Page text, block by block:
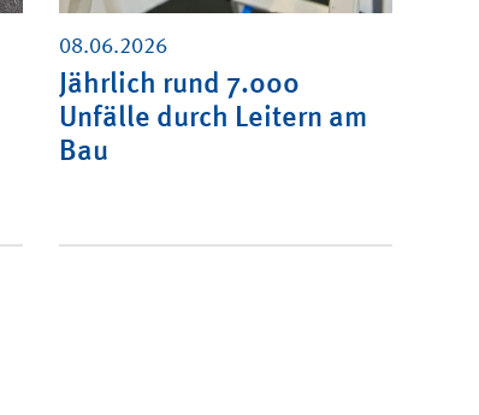
08.06.2026
Jährlich rund 7.000
Unfälle durch Leitern am
Bau